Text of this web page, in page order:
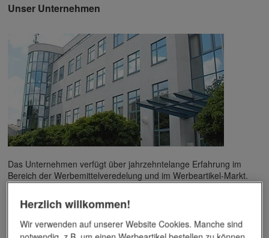
Unser Unternehmen
Das Unternehmen verfügt über jahrzehntelange Erfahrung im
Bereich der Werbemittelveredelung und im Werbeartikel-Markt.
Dieses Wissen kommt unseren Kunden tagtäglich zugute,
insbesondere wenn es um professionellen
andere Veredelungsverfahren geht.
Herzlich willkommen!
Wir verwenden auf unserer Website Cookies. Manche sind